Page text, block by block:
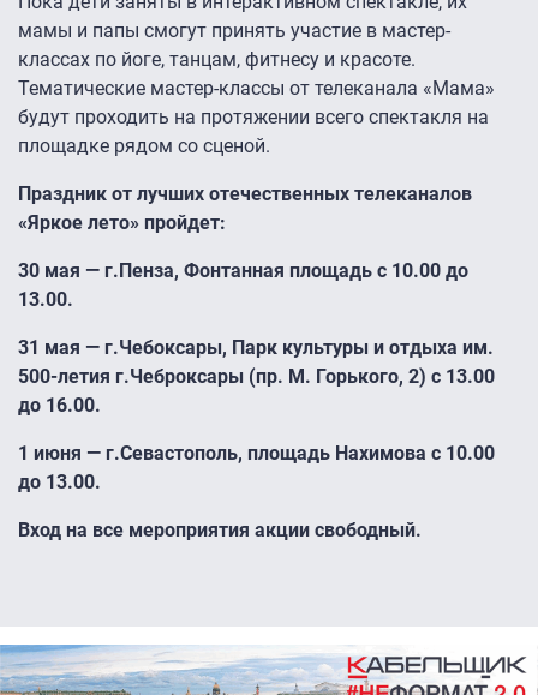
мамы и папы смогут принять участие в мастер-
классах по йоге, танцам, фитнесу и красоте.
Тематические мастер-классы от телеканала «Мама»
будут проходить на протяжении всего спектакля на
площадке рядом со сценой.
Праздник от лучших отечественных телеканалов
«Яркое лето» пройдет:
30 мая — г.Пенза, Фонтанная площадь с 10.00 до
13.00.
31 мая — г.Чебоксары, Парк культуры и отдыха им.
500-летия г.Чеброксары (пр. М. Горького, 2) с 13.00
до 16.00.
1 июня — г.Севастополь, площадь Нахимова с 10.00
до 13.00.
Вход на все мероприятия акции свободный.